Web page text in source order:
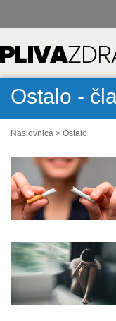
Ostalo -
Naslovnica > Ostalo